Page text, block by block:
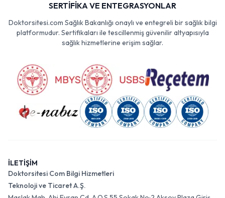
SERTİFİKA VE ENTEGRASYONLAR
Doktorsitesi.com Sağlık Bakanlığı onaylı ve entegreli bir sağlık bilgi
platformudur. Sertifikaları ile tescillenmiş güvenilir altyapısıyla
sağlık hizmetlerine erişim sağlar.
İLETİŞİM
Doktorsitesi Com Bilgi Hizmetleri
Teknoloji ve Ticaret A.Ş.